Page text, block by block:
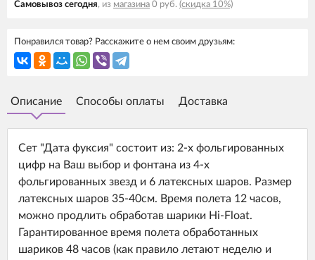
Самовывоз cегодня, из магазина 0 руб. (скидка 10%)
Понравился товар? Расскажите о нем своим друзьям:
Описание Способы оплаты Доставка
Сет "Дата фуксия" состоит из: 2-х фольгированных
цифр на Ваш выбор и фонтана из 4-х
фольгированных звезд и 6 латексных шаров. Размер
латексных шаров 35-40см. Время полета 12 часов,
можно продлить обработав шарики Hi-Float.
Гарантированное время полета обработанных
шариков 48 часов (как правило летают неделю и